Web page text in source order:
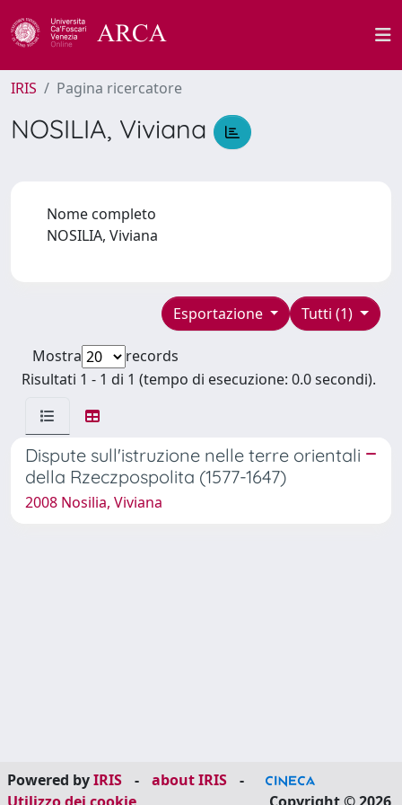
IRIS Pagina ricercatore
NOSILIA, Viviana
Nome completo
NOSILIA, Viviana
Tutti (1)
Esportazione
Mostra
records
Risultati 1 - 1 di 1 (tempo di esecuzione: 0.0 secondi).
Dispute sull'istruzione nelle terre orientali
della Rzeczpospolita (1577-1647)
2008 Nosilia, Viviana
Powered byIRIS - about IRIS
-